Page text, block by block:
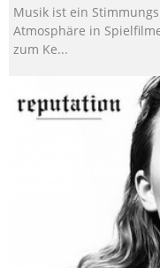
Musik ist ein
Atmosphäre in
zum Ke...